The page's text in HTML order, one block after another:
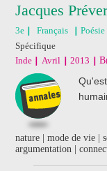
Jacques
3e Français
Poésie
Spécifique
Inde
Avril 2013
nature | mode de vie |
argumentation |